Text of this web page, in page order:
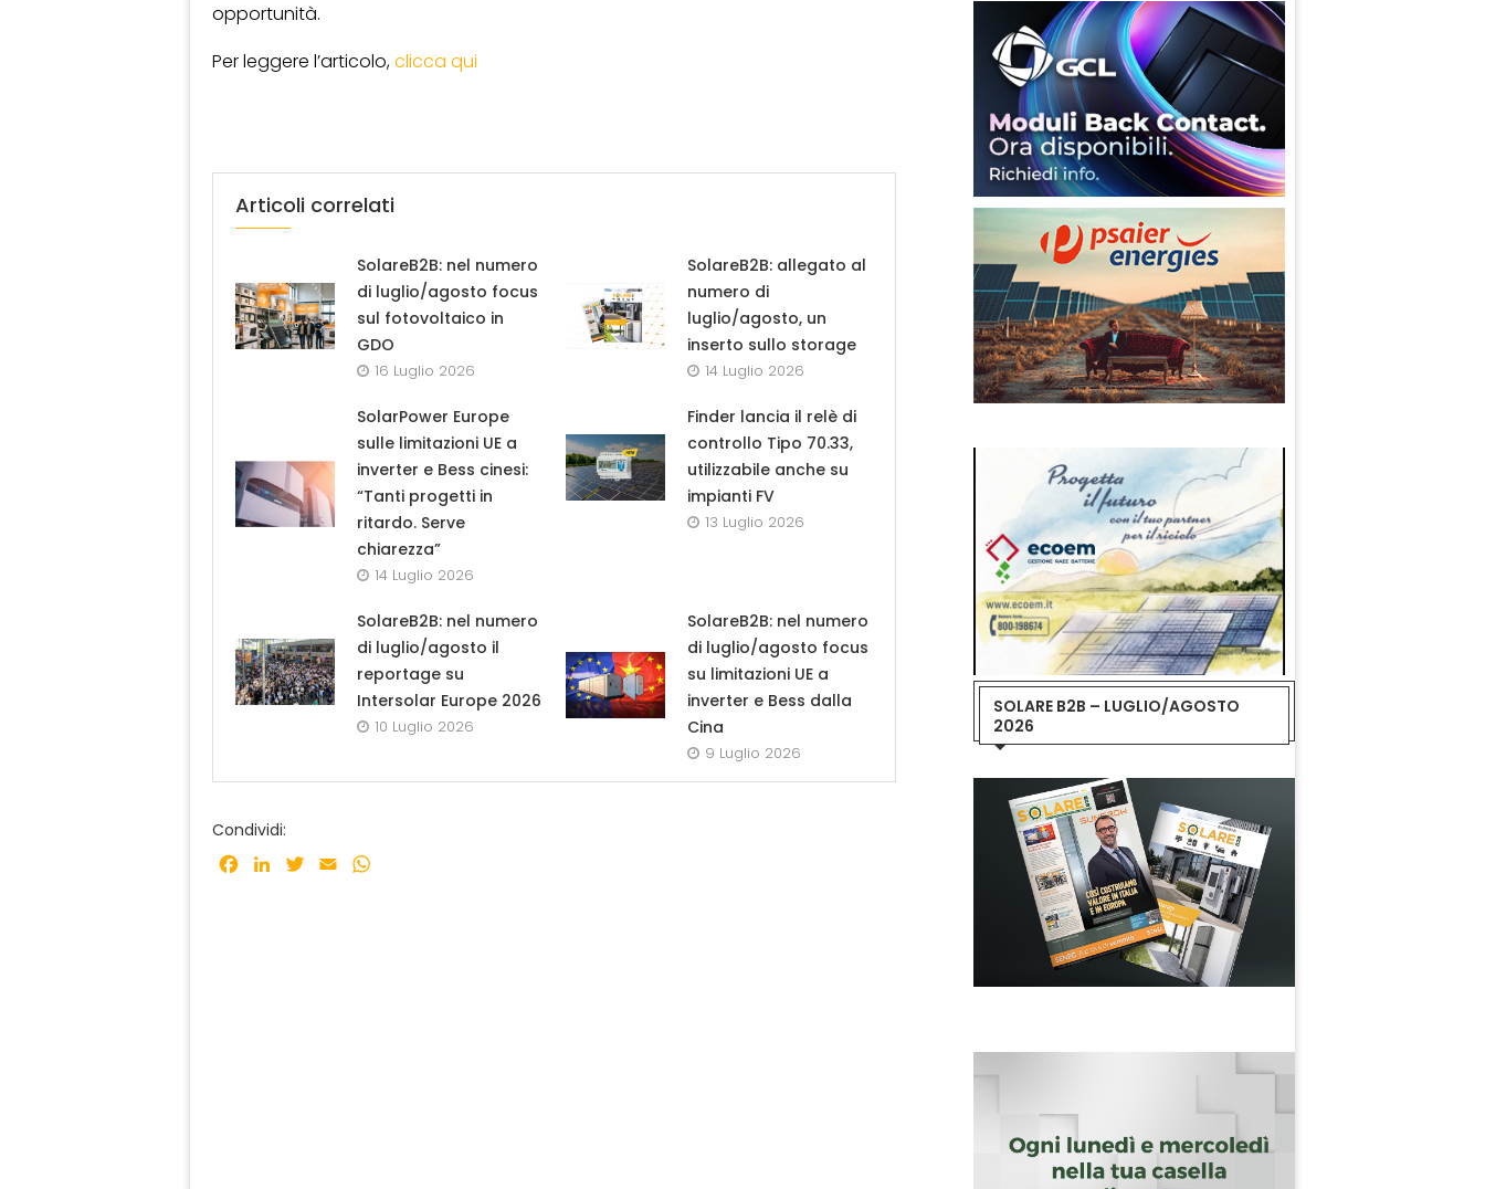
opportunità.
Per leggere l’articolo,clicca qui
Articoli correlati
SolareB2B: nel numero
di luglio/agosto focus
sul fotovoltaico in
GDO
16 Luglio 2026
SolareB2B: allegato al
numero di
luglio/agosto, un
inserto sullo storage
14 Luglio 2026
SolarPower Europe
sulle limitazioni UE a
inverter e Bess cinesi:
“Tanti progetti in
ritardo. Serve
chiarezza”
14 Luglio 2026
Finder lancia il relè di
controllo Tipo 70.33,
utilizzabile anche su
impianti FV
13 Luglio 2026
SolareB2B: nel numero
di luglio/agosto il
reportage su
Intersolar Europe 2026
10 Luglio 2026
SolareB2B: nel numero
di luglio/agosto focus
su limitazioni UE a
inverter e Bess dalla
Cina
9 Luglio 2026
Condividi:
Facebook
LinkedInTwitter
Email
SOLARE B2B – LUGLIO/AGOSTO
2026